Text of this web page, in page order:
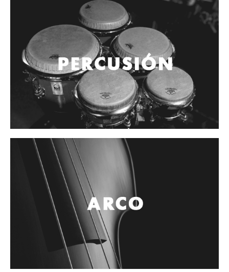
Interfaz para grabación
Audífonos y monitoreo personal
Estantes y soportes
Instalaciones y publicidad
Accesorios
Tornamesa
Mezcladora
Interfaz
Audifonos
Accesorios
Luces y Escenario